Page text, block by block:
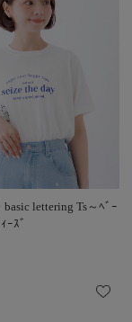
basic lettering Ts～ﾍﾞｰ
ｰｽﾞ